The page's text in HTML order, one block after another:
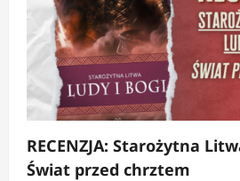
RECENZJA: Starożytna
Świat przed chrztem